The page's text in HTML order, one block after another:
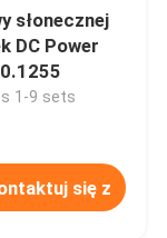
słonecznej
DC Power
1-9 sets
się z